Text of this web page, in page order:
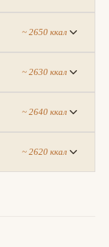
~ 2650 ккал
~ 2630 ккал
~ 2640 ккал
~ 2620 ккал